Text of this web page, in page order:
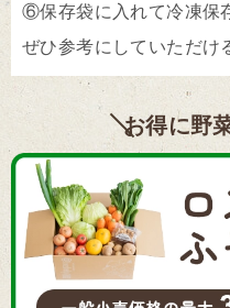
⑥保存袋に入れて冷凍保
ぜひ参考にしていただけ
お得に野